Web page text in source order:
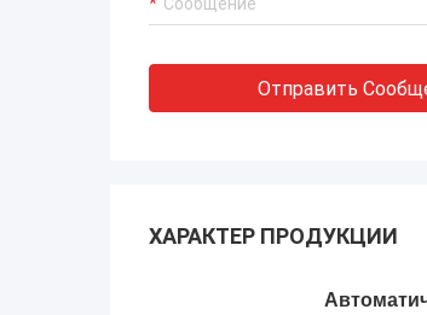
Отправить
ХАРАКТЕР ПРОДУКЦИИ